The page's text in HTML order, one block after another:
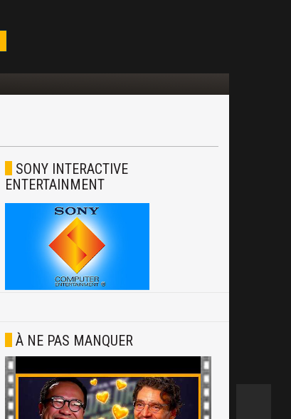
SONY INTERACTIVE
ENTERTAINMENT
À NE PAS MANQUER